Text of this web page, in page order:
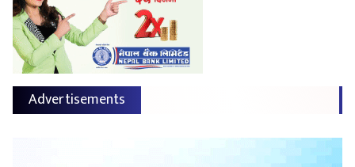
Advertisements